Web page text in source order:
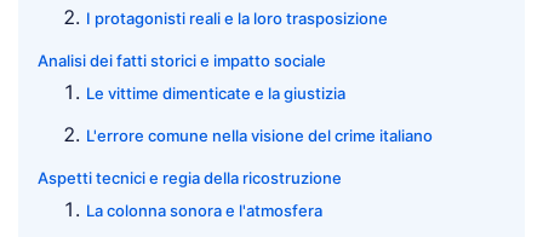
I protagonisti reali e la loro trasposizione
Analisi dei fatti storici e impatto sociale
Le vittime dimenticate e la giustizia
L'errore comune nella visione del crime italiano
Aspetti tecnici e regia della ricostruzione
La colonna sonora e l'atmosfera